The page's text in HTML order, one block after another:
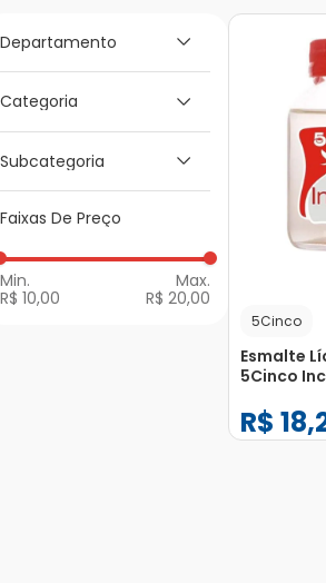
Departamento
Beleza e Higiene
Categoria
Cuidado dos Pés e
Mãos
Subcategoria
Fortalecedores e
Faixas De Preço
R$ 10,00 R$ 20,00
5Cinco
Esmalte
5Cinco
R$ 18,